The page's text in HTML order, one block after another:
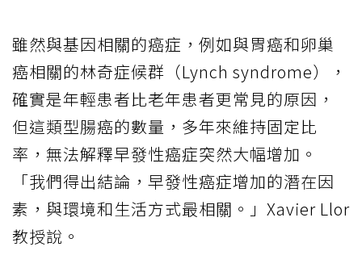
雖然與基因相關的癌症，例如與胃癌和卵巢
癌相關的林奇症候群（Lynch syndrome），
確實是年輕患者比老年患者更常見的原因，
但這類型腸癌的數量，多年來維持固定比
率，無法解釋早發性癌症突然大幅增加。
「我們得出結論，早發性癌症增加的潛在因
素，與環境和生活方式最相關。」Xavier Llor
教授說。